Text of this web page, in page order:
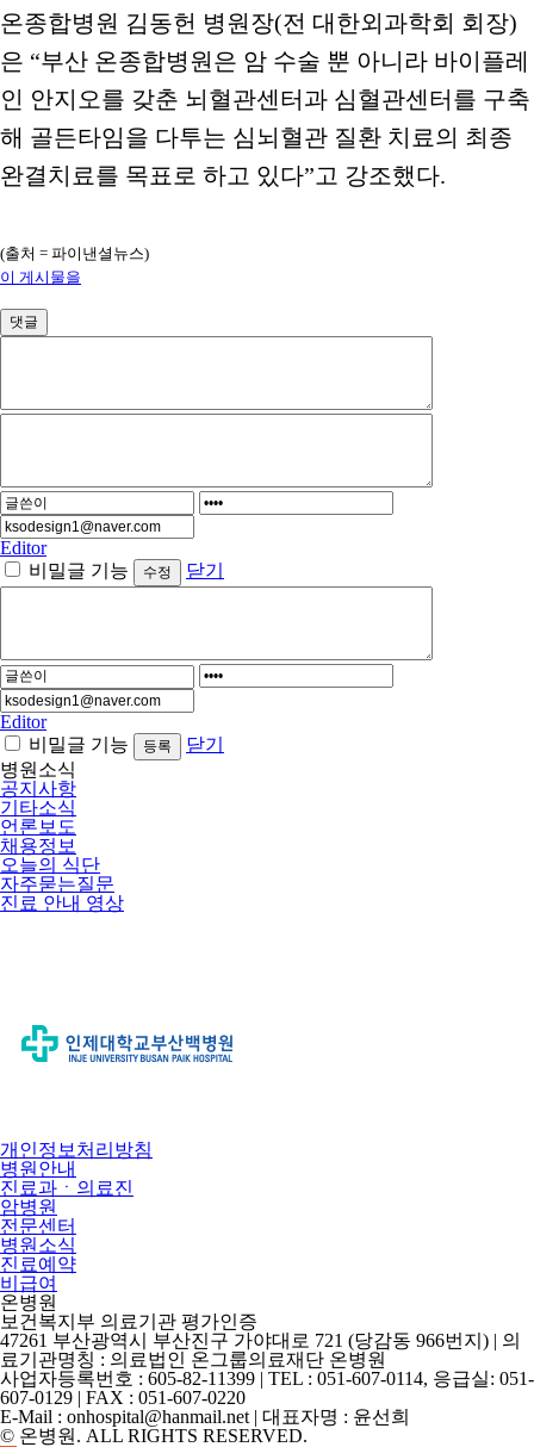
온종합병원 김동헌 병원장(전 대한외과학회 회장)
은 “부산 온종합병원은 암 수술 뿐 아니라 바이플레
인 안지오를 갖춘 뇌혈관센터과 심혈관센터를 구축
해 골든타임을 다투는 심뇌혈관 질환 치료의 최종
완결치료를 목표로 하고 있다”고 강조했다.
(출처 = 파이낸셜뉴스)
이 게시물을
댓글
Editor
비밀글 기능
닫기
Editor
비밀글 기능
닫기
병원소식
공지사항
기타소식
언론보도
채용정보
오늘의 식단
자주묻는질문
진료 안내 영상
개인정보처리방침
병원안내
진료과ㆍ의료진
암병원
전문센터
병원소식
진료예약
비급여
온병원
보건복지부 의료기관 평가인증
47261 부산광역시 부산진구 가야대로 721 (당감동 966번지) | 의
료기관명칭 : 의료법인 온그룹의료재단 온병원
사업자등록번호 : 605-82-11399 | TEL : 051-607-0114, 응급실: 051-
607-0129 | FAX : 051-607-0220
E-Mail : onhospital@hanmail.net | 대표자명 : 윤선희
© 온병원. ALL RIGHTS RESERVED.